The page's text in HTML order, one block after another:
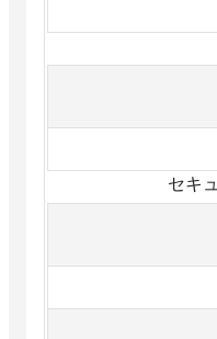
セキ